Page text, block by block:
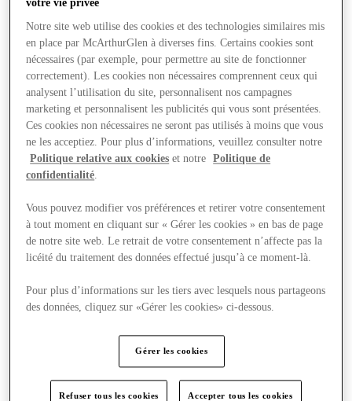
Offres
votre vie privée
Notre site web utilise des cookies et des technologies similaires mis
en place par McArthurGlen à diverses fins. Certains cookies sont
nécessaires (par exemple, pour permettre au site de fonctionner
correctement). Les cookies non nécessaires comprennent ceux qui
analysent l’utilisation du site, personnalisent nos campagnes
marketing et personnalisent les publicités qui vous sont présentées.
Ces cookies non nécessaires ne seront pas utilisés à moins que vous
ne les acceptiez. Pour plus d’informations, veuillez consulter notre
Politique relative aux cookies et notre
Politique de
confidentialité
Vous pouvez modifier vos préférences et retirer votre consentement
à tout moment en cliquant sur « Gérer les cookies » en bas de page
de notre site web. Le retrait de votre consentement n’affecte pas la
licéité du traitement des données effectué jusqu’à ce moment-là.
Pour plus d’informations sur les tiers avec lesquels nous partageons
des données, cliquez sur «Gérer les cookies» ci-dessous.
Gérer les cookies
Refuser tous les cookies Accepter tous les cookies